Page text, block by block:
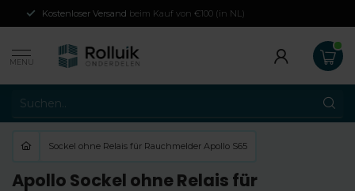
Kostenloser Versand beim Kauf von €100 (in NL)
MENU
Sockel ohne Relais für Rauchmelder Apollo S65
Apollo Sockel ohne Relais für